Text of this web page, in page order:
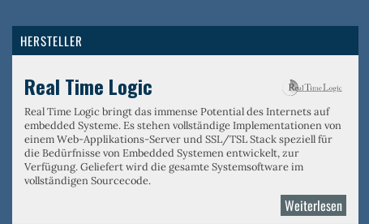
HERSTELLER
Real Time Logic
Real Time Logic bringt das immense Potential des Internets auf
embedded Systeme. Es stehen vollständige Implementationen von
einemWeb-Applikations-Serverund SSL/TSL Stackspeziell für
die Bedürfnisse von Embedded Systemen entwickelt, zur
Verfügung. Geliefert wird die gesamte Systemsoftware im
vollständigen Sourcecode.
Weiterlesenüber